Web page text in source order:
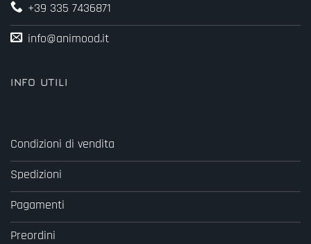
+39 335 7436871
info@animood.it
INFO UTILI
Condizioni di vendita
Spedizioni
Pagamenti
Preordini